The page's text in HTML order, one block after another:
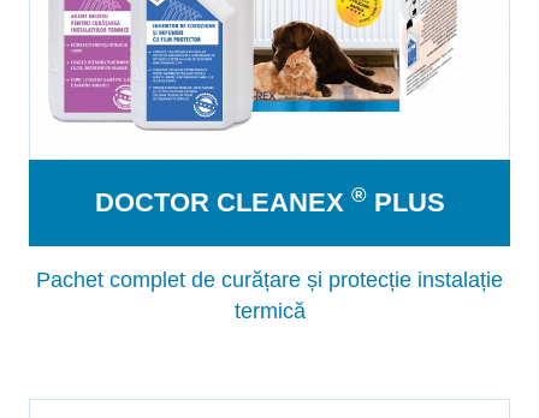
DOCTOR CLEANEX ®PLUS
Pachet complet de curățare și protecție instalație
termică